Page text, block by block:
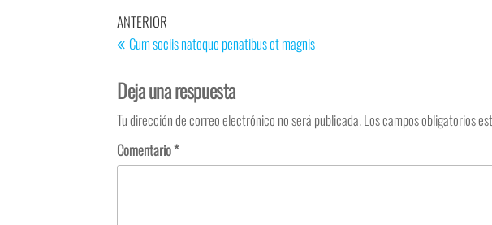
Navegación
de
entradas
Entrada
anterior
ANTERIOR
Cum sociis natoque penatibus et magnis
Deja una respuesta
Tu dirección de correo electrónico no será publicada.Los campos obligatorios
Comentario*